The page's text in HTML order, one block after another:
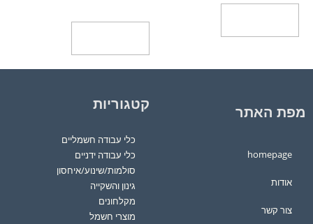
מפת האתר
homepage
אודות
צור קשר
קטגוריות
כלי עבודה חשמליים
כלי עבודה ידניים
סולמות/שינוע/איחסון
גינון והשקייה
מקלחונים
מוצרי חשמל